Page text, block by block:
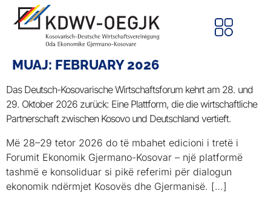
MUAJ: FEBRUARY 2026
Das Deutsch-Kosovarische Wirtschaftsforum kehrt am 28. und
29. Oktober 2026 zurück: Eine Plattform, die die wirtschaftliche
Partnerschaft zwischen Kosovo und Deutschland vertieft.
Më 28–29 tetor 2026 do të mbahet edicioni i tretë i
Forumit Ekonomik Gjermano-Kosovar – një platformë
tashmë e konsoliduar si pikë referimi për dialogun
ekonomik ndërmjet Kosovës dhe Gjermanisë. […]